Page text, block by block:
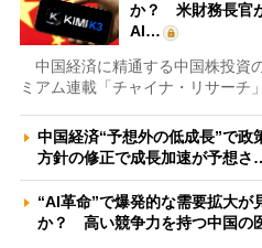
か？ 米財務長官
AI…
中国経済に精通する中国株投資
ミアム連載「チャイナ・リサーチ
中国経済“予想外の低成長”で
方針の修正で成長加速が予想さ
“AI革命”で爆発的な需要拡大が
か？ 高い競争力を持つ中国の